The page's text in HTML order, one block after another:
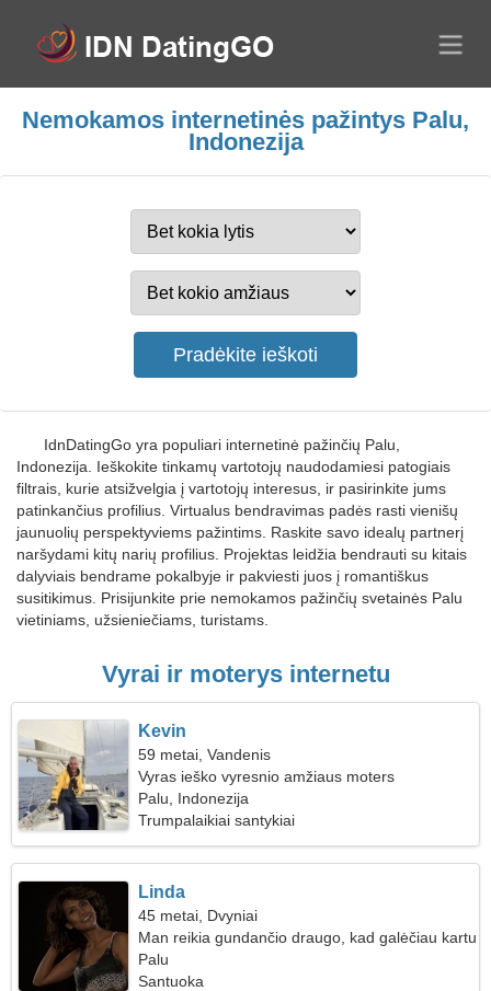
Nemokamos internetinės pažintys Palu,
Indonezija
IdnDatingGo yra populiari internetinė pažinčių Palu,
Indonezija. Ieškokite tinkamų vartotojų naudodamiesi patogiais
filtrais, kurie atsižvelgia į vartotojų interesus, ir pasirinkite jums
patinkančius profilius. Virtualus bendravimas padės rasti vienišų
jaunuolių perspektyviems pažintims. Raskite savo idealų partnerį
naršydami kitų narių profilius. Projektas leidžia bendrauti su kitais
dalyviais bendrame pokalbyje ir pakviesti juos į romantiškus
susitikimus. Prisijunkite prie nemokamos pažinčių svetainės Palu
vietiniams, užsieniečiams, turistams.
Vyrai ir moterys internetu
Kevin
59 metai, Vandenis
Vyras ieško vyresnio amžiaus moters
Palu, Indonezija
Trumpalaikiai santykiai
Linda
45 metai, Dvyniai
Man reikia gundančio draugo, kad galėčiau kartu
keliauti
Palu
Santuoka